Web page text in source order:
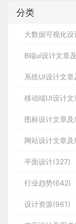
分类
大数据可视化
B端ui设计文章
系统UI设计文
移动端UI设计
图标设计文章
网站设计文章
平面设计(327)
行业趋势(642)
设计资源(961)